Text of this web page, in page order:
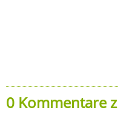
0 Kommentare